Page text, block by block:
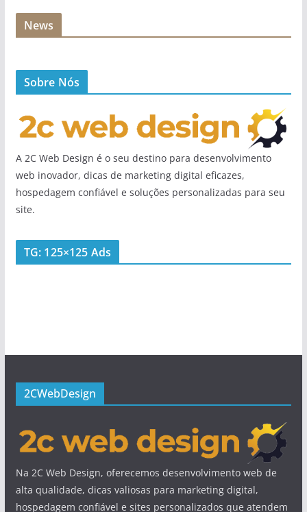
News
Sobre Nós
A 2C Web Design é o seu destino para desenvolvimento
web inovador, dicas de marketing digital eficazes,
hospedagem confiável e soluções personalizadas para seu
site.
TG: 125×125 Ads
2CWebDesign
Na 2C Web Design, oferecemos desenvolvimento web de
alta qualidade, dicas valiosas para marketing digital,
hospedagem confiável e sites personalizados que atendem